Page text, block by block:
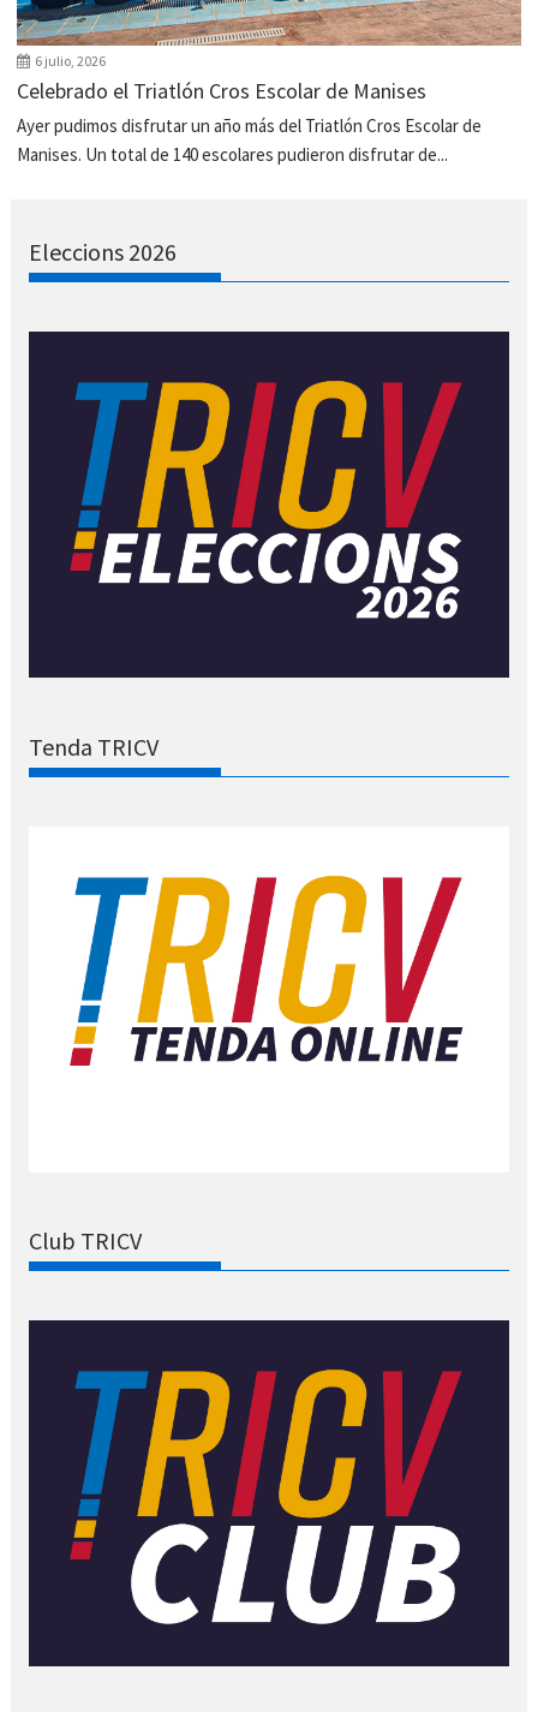
6 julio, 2026
Celebrado el Triatlón Cros Escolar de Manises
Ayer pudimos disfrutar un año más del Triatlón Cros Escolar de
Manises. Un total de 140 escolares pudieron disfrutar de...
Eleccions 2026
Tenda TRICV
Club TRICV